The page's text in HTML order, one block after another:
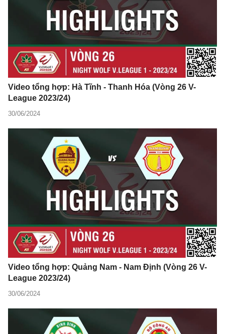
Video tổng hợp: Hà Tĩnh - Thanh Hóa (Vòng 26 V-
League 2023/24)
30/06/2024
Video tổng hợp: Quảng Nam - Nam Định (Vòng 26 V-
League 2023/24)
30/06/2024